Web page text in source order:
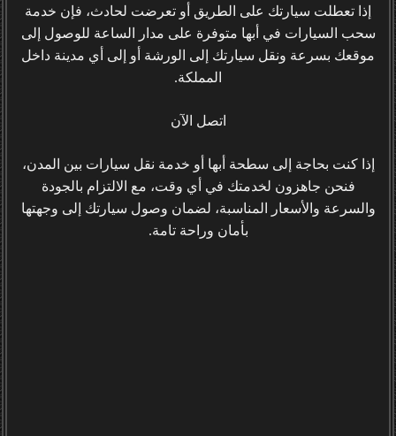
إذا تعطلت سيارتك على الطريق أو تعرضت لحادث، فإن خدمة
سحب السيارات في أبها متوفرة على مدار الساعة للوصول إلى
موقعك بسرعة ونقل سيارتك إلى الورشة أو إلى أي مدينة داخل
المملكة.
اتصل الآن
إذا كنت بحاجة إلى سطحة أبها أو خدمة نقل سيارات بين المدن،
فنحن جاهزون لخدمتك في أي وقت، مع الالتزام بالجودة
والسرعة والأسعار المناسبة، لضمان وصول سيارتك إلى وجهتها
بأمان وراحة تامة.